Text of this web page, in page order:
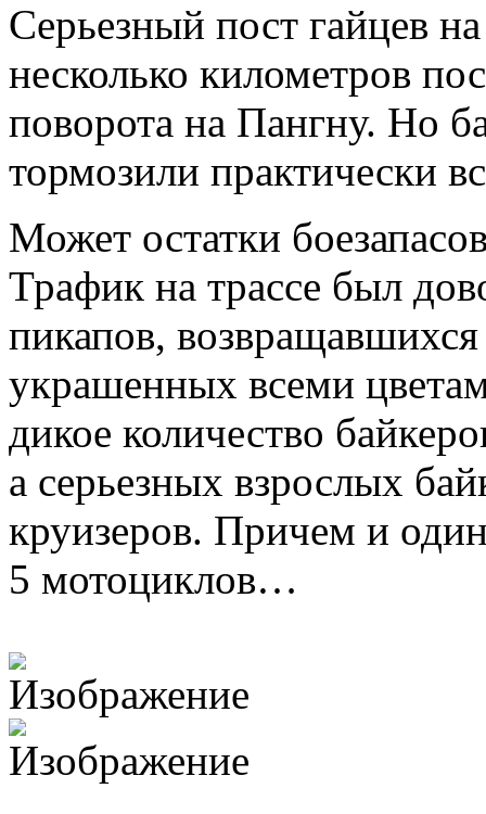
Серьезный пост гайцев
несколько километров
поворота на Пангну. Но
тормозили практически
Может остатки
Трафик на трассе был
пикапов,
украшенных всеми
дикое количество
а серьезных взрослых
круизеров. Причем и
5 мотоциклов…